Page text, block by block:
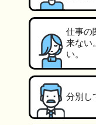
仕事の
来ない
い。
分別し